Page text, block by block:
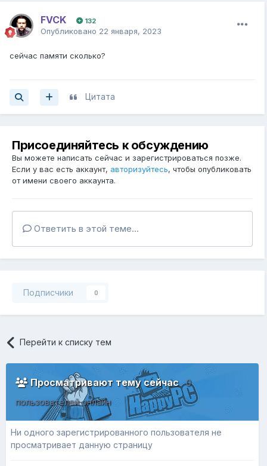
FVCK 132
Опубликовано 22 января, 2023
сейчас памяти сколько?
Цитата
Присоединяйтесь к обсуждению
Вы можете написать сейчас и зарегистрироваться позже.
Если у вас есть аккаунт, авторизуйтесь, чтобы опубликовать
от имени своего аккаунта.
Ответить в этой теме...
Подписчики 0
Перейти к списку тем
Просматривают тему сейчас0
пользователей онлайн
Ни одного зарегистрированного пользователя не
просматривает данную страницу